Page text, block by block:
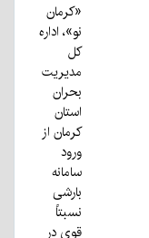
«کرمان
نو»، اداره
کل
مدیریت
بحران
استان
کرمان از
ورود
سامانه
بارشی
نسبتاً
قوی در